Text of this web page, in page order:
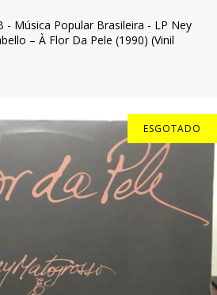
- Música Popular Brasileira - LP Ney
– À Flor Da Pele (1990) (Vinil
ESGOTADO